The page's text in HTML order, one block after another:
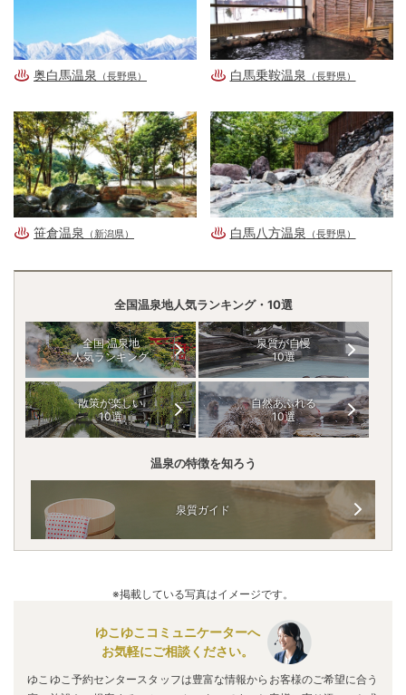
奥白馬温泉 （長野県） 白馬乗鞍温泉 （長野県）
笹倉温泉 （新潟県） 白馬八方温泉 （長野県）
全国温泉地人気ランキング・10選
全国 温泉地
人気ランキング
泉質が自慢
10選
散策が楽しい
10選
自然あふれる
10選
温泉の特徴を知ろう
泉質ガイド
※掲載している写真はイメージです。
ゆこゆこコミュニケーターへ
お気軽にご相談ください。
ゆこゆこ予約センタースタッフは豊富な情報からお客様のご希望に合う